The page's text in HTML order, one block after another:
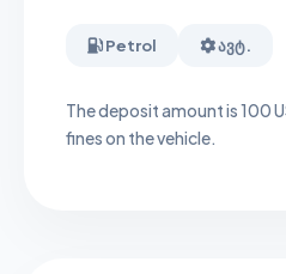
Petrol ავტ.
The deposit amount is 100
fines on the vehicle.